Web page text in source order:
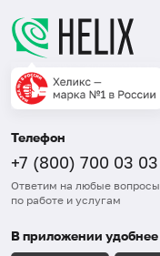
Телефон
+7 (800) 700 03 03
Ответим на любые вопросы
по работе и услугам
В приложении удобнее